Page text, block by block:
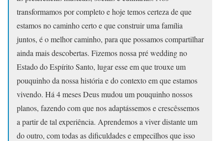
transformamos por completo e hoje temos certeza de que
estamos no caminho certo e que construir uma família
juntos, é o melhor caminho, para que possamos compartilhar
ainda mais descobertas. Fizemos nossa pré wedding no
Estado do Espírito Santo, lugar esse em que trouxe um
pouquinho da nossa história e do contexto em que estamos
vivendo. Há 4 meses Deus mudou um pouquinho nossos
planos, fazendo com que nos adaptássemos e crescêssemos
a partir de tal experiência. Aprendemos a viver distante um
do outro, com todas as dificuldades e empecilhos que isso